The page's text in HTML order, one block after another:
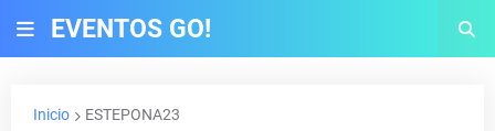
EVENTOS GO!
Inicio ESTEPONA23